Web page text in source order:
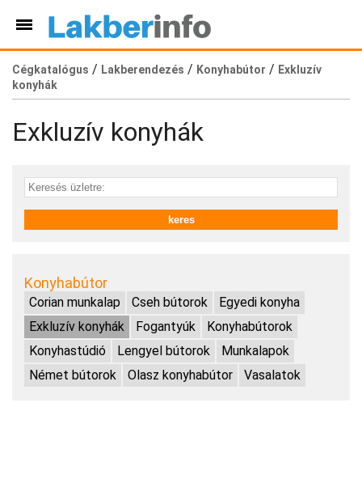
Cégkatalógus / Lakberendezés / Konyhabútor / Exkluzív
konyhák
Exkluzív konyhák
Konyhabútor
Corian munkalap Cseh bútorok
Egyedi konyha
Exkluzív konyhák
Fogantyúk
Konyhabútorok
Konyhastúdió
Lengyel bútorok
Munkalapok
Német bútorok
Olasz konyhabútor Vasalatok